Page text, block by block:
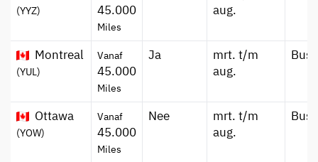
(YYZ) 45.000
Miles
aug.
Montreal
(YUL)
Vanaf
45.000
Miles
Ja
mrt. t/m
aug.
Ottawa
(YOW)
Vanaf
45.000
Miles
Nee
mrt. t/m
aug.